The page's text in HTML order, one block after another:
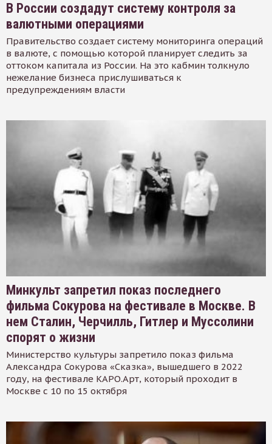
В России создадут систему контроля за
валютными операциями
Правительство создает систему мониторинга операций
в валюте, с помощью которой планирует следить за
оттоком капитала из России. На это кабмин толкнуло
нежелание бизнеса прислушиваться к
предупреждениям власти
Минкульт запретил показ последнего
фильма Сокурова на фестивале в Москве. В
нем Сталин, Черчилль, Гитлер и Муссолини
спорят о жизни
Министерство культуры запретило показ фильма
Александра Сокурова «Сказка», вышедшего в 2022
году, на фестивале КАРО.Арт, который проходит в
Москве с 10 по 15 октября